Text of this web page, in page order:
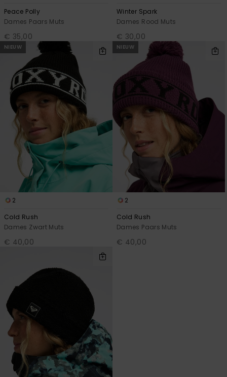
Peace Polly
Dames Paars Muts
€ 35,00
Winter Spark
Dames Rood Muts
€ 30,00
NIEUW
2
Cold Rush
Dames Zwart Muts
€ 40,00
NIEUW
2
Cold Rush
Dames Paars Muts
€ 40,00